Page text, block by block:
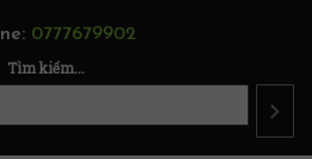
0777679902
Tìm kiếm...